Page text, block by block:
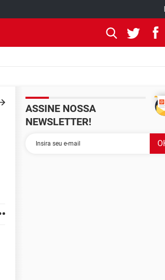
ASSINE NOSSA
NEWSLETTER!